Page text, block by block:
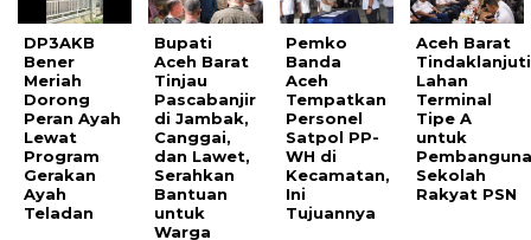
DP3AKB
Bener
Meriah
Dorong
Peran Ayah
Lewat
Program
Gerakan
Ayah
Teladan
Bupati
Aceh Barat
Tinjau
Pascabanjir
di Jambak,
Canggai,
dan Lawet,
Serahkan
Bantuan
untuk
Warga
Pemko
Banda
Aceh
Tempatkan
Personel
Satpol PP-
WH di
Kecamatan,
Ini
Tujuannya
Aceh Barat
Tindaklanjuti
Lahan
Terminal
Tipe A
untuk
Sekolah
Rakyat PSN